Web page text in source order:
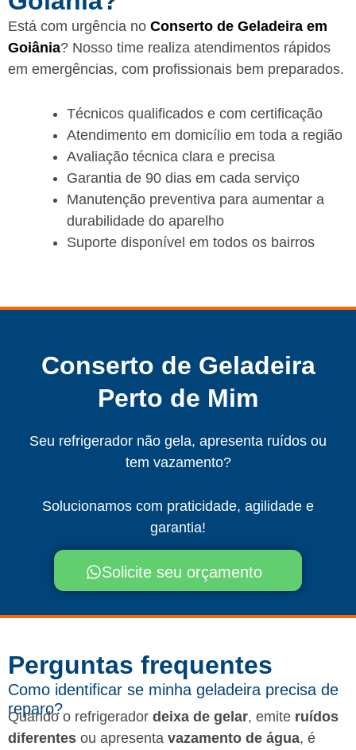
Está com urgência no Conserto de Geladeira em
Goiânia? Nosso time realiza atendimentos rápidos
em emergências, com profissionais bem preparados.
Técnicos qualificados e com certificação
Atendimento em domicílio em toda a região
Avaliação técnica clara e precisa
Garantia de 90 dias em cada serviço
Manutenção preventiva para aumentar a
durabilidade do aparelho
Suporte disponível em todos os bairros
Conserto de Geladeira
Perto de Mim
Seu refrigerador não gela, apresenta ruídos ou
tem vazamento?
Solucionamos com praticidade, agilidade e
garantia!
Solicite seu orçamento
Perguntas frequentes​
Como identificar se minha geladeira precisa de
reparo?
Quando o refrigerador deixa de gelar, emite ruídos
diferentes ou apresenta vazamento de água, é